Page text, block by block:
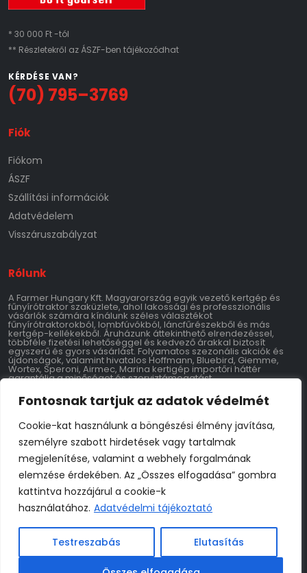
Fontosnak tartjuk az adatok védelmét
Cookie-kat használunk a böngészési élmény javítása,
személyre szabott hirdetések vagy tartalmak
megjelenítése, valamint a webhely forgalmának
elemzése érdekében. Az „Összes elfogadása” gombra
kattintva hozzájárul a cookie-k
használatához. Adatvédelmi tájékoztató
Testreszabás Elutasítás
* 30 000 Ft -tól
** Részletekről az ÁSZF-ben tájékozódhat
KÉRDÉSE VAN?
(70) 795–3769
Fiók
Fiókom
ÁSZF
Szállítási információk
Adatvédelem
Visszáruszabályzat
Rólunk
A Farmer Hungary Kft. Magyarország egyik vezető kertgép és
fűnyírótraktor szaküzlete, ahol lakossági és professzionális
vásárlók számára kínálunk széles választékot
fűnyírótraktorokból, lombfúvókból, láncfűrészekből és más
kertgép-kellékekből. Áruházunk áttekinthető elrendezéssel,
többféle fizetési lehetőséggel és kedvező árakkal biztosít
egyszerű és gyors vásárlást. Folyamatos szezonális akciók és
újdonságok, valamint hivatalos Hoffmann, Bluebird, Giemme,
Wortex, Speroni, Airmec, Marina kertigép importőri háttér
garantálja a minőséget és szerviztámogatást.
Farmer Hungary Kft.
9700 Szombathely 11-es Huszár Út 147
Adószám: 28769534-2-18
Tel: 06-70-795-3769
info@farmerhungary.hu
Nyitvatartás
Kedd: 8:00–17:00
Csütörtök: 8:00–17:00
Szombat: 8:00–17:00